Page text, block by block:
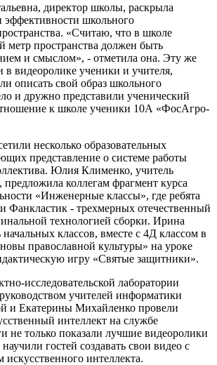
директор школы, раскрыла
эффективности школьного
«Считаю, что в школе
метр пространства должен быть
и смыслом», - отметила она. Эту же
в видеоролике ученики и учителя,
описать свой образ школьного
и дружно представили ученический
к школе ученики 10А «ФосАгро-
несколько образовательных
представление о системе работы
Юлия Клименко, учитель
предложила коллегам фрагмент курса
«Инженерные классы», где ребята
Фанкластик - трехмерных отечественный
технологией сборки. Ирина
начальных классов, вместе с 4Д классом в
православной культуры» на уроке
игру «Святые защитники».
исследовательской лаборатории
учителей информатики
и Екатерины Михайленко провели
интеллект на службе
не только показали лучшие видеоролики
гостей создавать свои видео с
интеллекта.